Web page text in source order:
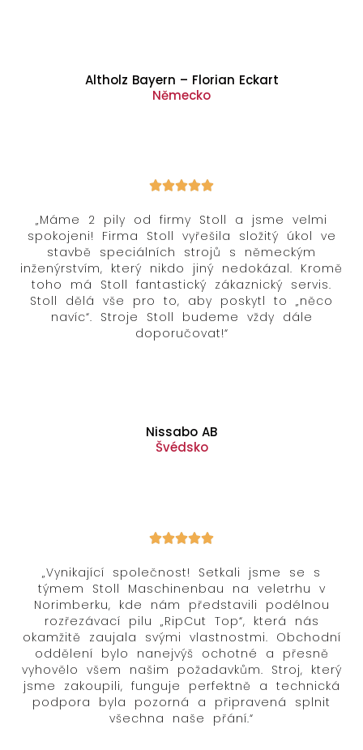
Altholz Bayern – Florian Eckart
Německo
„Máme 2 pily od firmy Stoll a jsme velmi
spokojeni! Firma Stoll vyřešila složitý úkol ve
stavbě speciálních strojů s německým
inženýrstvím, který nikdo jiný nedokázal. Kromě
toho má Stoll fantastický zákaznický servis.
Stoll dělá vše pro to, aby poskytl to „něco
navíc“. Stroje Stoll budeme vždy dále
doporučovat!“
Nissabo AB
Švédsko
„Vynikající společnost! Setkali jsme se s
týmem Stoll Maschinenbau na veletrhu v
Norimberku, kde nám představili podélnou
rozřezávací pilu „RipCut Top“, která nás
okamžitě zaujala svými vlastnostmi. Obchodní
oddělení bylo nanejvýš ochotné a přesně
vyhovělo všem našim požadavkům. Stroj, který
jsme zakoupili, funguje perfektně a technická
podpora byla pozorná a připravená splnit
všechna naše přání.“